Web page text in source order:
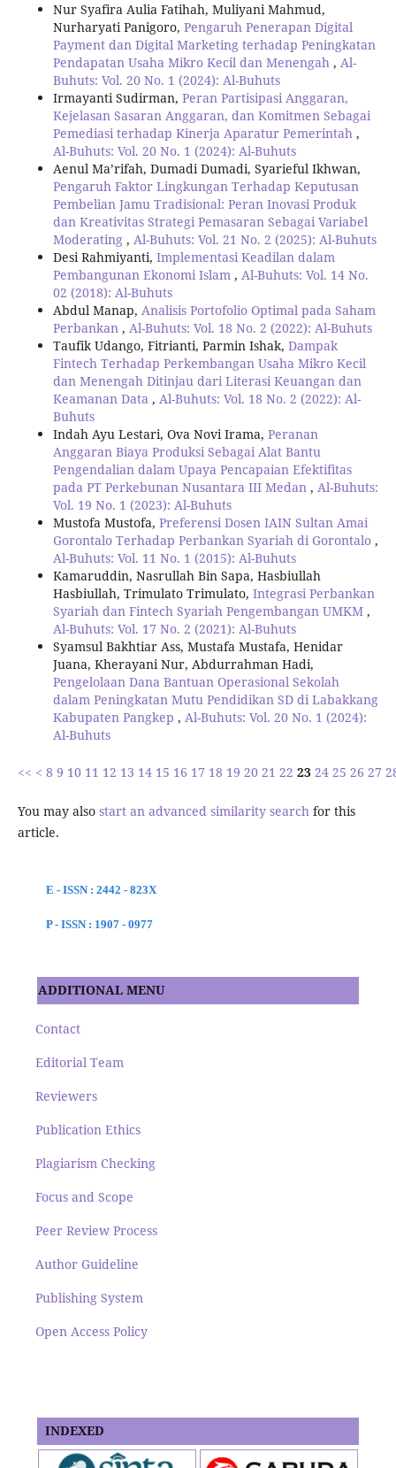
Nur Syafira Aulia Fatihah, Muliyani Mahmud,
Nurharyati Panigoro, Pengaruh Penerapan Digital
Payment dan Digital Marketing terhadap Peningkatan
Pendapatan Usaha Mikro Kecil dan Menengah , Al-
Buhuts: Vol. 20 No. 1 (2024): Al-Buhuts
Irmayanti Sudirman, Peran Partisipasi Anggaran,
Kejelasan Sasaran Anggaran, dan Komitmen Sebagai
Pemediasi terhadap Kinerja Aparatur Pemerintah ,
Al-Buhuts: Vol. 20 No. 1 (2024): Al-Buhuts
Aenul Ma’rifah, Dumadi Dumadi, Syarieful Ikhwan,
Pengaruh Faktor Lingkungan Terhadap Keputusan
Pembelian Jamu Tradisional: Peran Inovasi Produk
dan Kreativitas Strategi Pemasaran Sebagai Variabel
Moderating , Al-Buhuts: Vol. 21 No. 2 (2025): Al-Buhuts
Desi Rahmiyanti, Implementasi Keadilan dalam
Pembangunan Ekonomi Islam , Al-Buhuts: Vol. 14 No.
02 (2018): Al-Buhuts
Abdul Manap, Analisis Portofolio Optimal pada Saham
Perbankan , Al-Buhuts: Vol. 18 No. 2 (2022): Al-Buhuts
Taufik Udango, Fitrianti, Parmin Ishak, Dampak
Fintech Terhadap Perkembangan Usaha Mikro Kecil
dan Menengah Ditinjau dari Literasi Keuangan dan
Keamanan Data , Al-Buhuts: Vol. 18 No. 2 (2022): Al-
Buhuts
Indah Ayu Lestari, Ova Novi Irama, Peranan
Anggaran Biaya Produksi Sebagai Alat Bantu
Pengendalian dalam Upaya Pencapaian Efektifitas
pada PT Perkebunan Nusantara III Medan , Al-Buhuts:
Vol. 19 No. 1 (2023): Al-Buhuts
Mustofa Mustofa, Preferensi Dosen IAIN Sultan Amai
Gorontalo Terhadap Perbankan Syariah di Gorontalo ,
Al-Buhuts: Vol. 11 No. 1 (2015): Al-Buhuts
Kamaruddin, Nasrullah Bin Sapa, Hasbiullah
Hasbiullah, Trimulato Trimulato, Integrasi Perbankan
Syariah dan Fintech Syariah Pengembangan UMKM ,
Al-Buhuts: Vol. 17 No. 2 (2021): Al-Buhuts
Syamsul Bakhtiar Ass, Mustafa Mustafa, Henidar
Juana, Kherayani Nur, Abdurrahman Hadi,
Pengelolaan Dana Bantuan Operasional Sekolah
dalam Peningkatan Mutu Pendidikan SD di Labakkang
Kabupaten Pangkep , Al-Buhuts: Vol. 20 No. 1 (2024):
Al-Buhuts
<< < 8 9 10 11 12 13 14 15 16 17 18 19 20 21 22 23 24 25 26 27
You may also start an advanced similarity searchfor this
article.
E - ISSN : 2442 - 823X
P - ISSN : 1907 - 0977
ADDITIONAL MENU
Contact
Editorial Team
Reviewers
Publication Ethics
Plagiarism Checking
Focus and Scope
Peer Review Process
Author Guideline
Publishing System
Open Access Policy
INDEXED